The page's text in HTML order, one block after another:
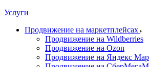
Услуги
Продвижение на маркетплейсах
Продвижение на Wildberries
Продвижение на Ozon
Продвижение на Яндекс